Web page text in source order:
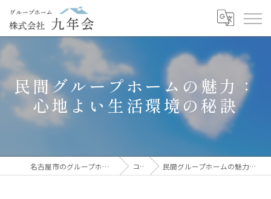
民間グループホームの魅力：
心地よい生活環境の秘訣
名古屋市のグループホームなら株式会社九年会 コラム 民間グループホームの魅力：心地よい生活環境の秘訣